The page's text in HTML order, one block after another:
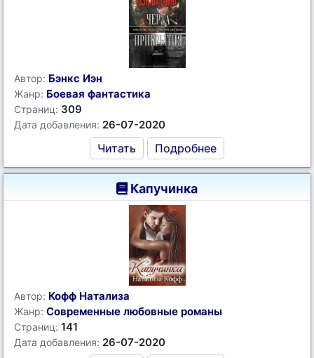
Автор: Бэнкс Иэн
Жанр: Боевая фантастика
Страниц: 309
Дата добавления: 26-07-2020
Читать Подробнее
Капучинка
Автор: Кофф Натализа
Жанр: Современные любовные романы
Страниц: 141
Дата добавления: 26-07-2020